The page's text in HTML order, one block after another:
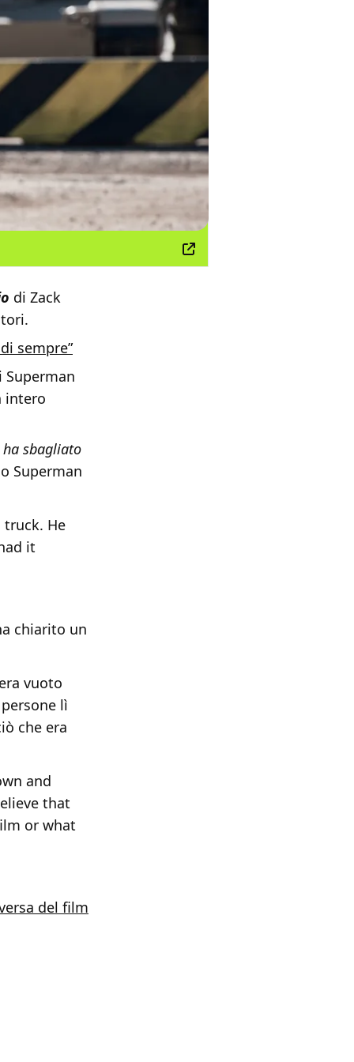
di Zack
sempre”
intero
sbagliato
Superman
He
it
chiarito un
vuoto
lì
che era
and
that
or what
del film